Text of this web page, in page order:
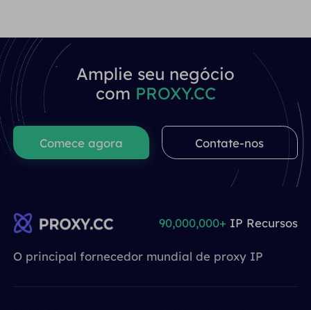
Amplie seu negócio
com PROXY.CC
Comece agora Contate-nos
O principal fornecedor mundial de proxy IP
90,000,000+ IP Recursos